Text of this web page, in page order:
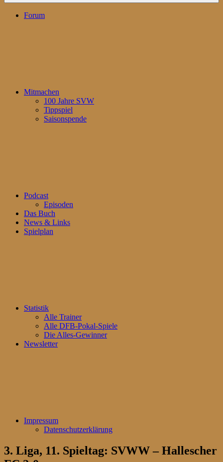
Forum
Mitmachen
100 Jahre SVW
Tippspiel
Saisonspende
Podcast
Episoden
Das Buch
News & Links
Spielplan
Statistik
Alle Trainer
Alle DFB-Pokal-Spiele
Die Alles-Gewinner
Newsletter
Impressum
Datenschutzerklärung
3. Liga, 11. Spieltag: SVWW – Hallescher